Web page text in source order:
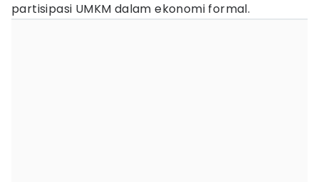
partisipasi UMKM dalam ekonomi formal.